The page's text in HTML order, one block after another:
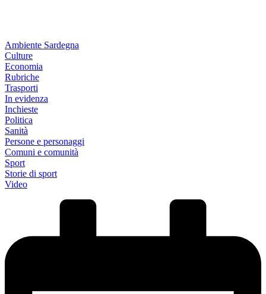
Ambiente Sardegna
Culture
Economia
Rubriche
Trasporti
In evidenza
Inchieste
Politica
Sanità
Persone e personaggi
Comuni e comunità
Sport
Storie di sport
Video